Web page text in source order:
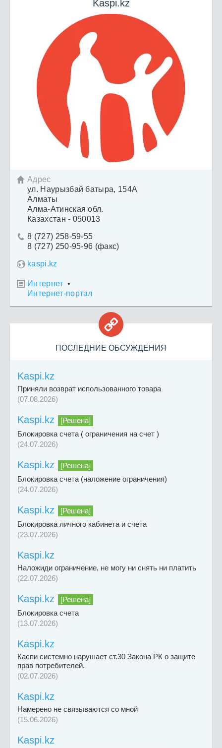
Kaspi.kz
 Адрес
ул. Наурызбай батыра, 154А
Алматы
Алма-Атинская обл.
Казахстан - 050013
 8 (727) 258-59-55
8 (727) 250-95-96 (факс)
kaspi.kz
 Интернет •
Интернет-портал

ПОСЛЕДНИЕ ОБСУЖДЕНИЯ
Kaspi.kz
Приняли возврат использованного товара
(07.08.2026)
Kaspi.kz
[Решена]
Блокировка счета ( ограничения на счет )
(24.07.2026)
Kaspi.kz
[Решена]
Блокировка счета (наложение ограничения)
(24.07.2026)
Kaspi.kz
[Решена]
Блокировка личного кабинета и счета
(23.07.2026)
Kaspi.kz
Наложиди ограничение, не могу ни снять ни платить
(22.07.2026)
Kaspi.kz
[Решена]
Блокировка счета
(13.07.2026)
Kaspi.kz
Каспи системно нарушает ст.30 Закона РК о защите
прав потребителей.
(02.07.2026)
Kaspi.kz
Намерено не связываются со мной
(15.06.2026)
Kaspi.kz